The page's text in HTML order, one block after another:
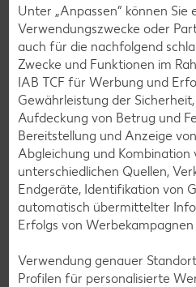
Glutenfreie Rezepte
Wer auf Gluten verzichtet,
Vielfalt und Geschmack
mit unseren glutenfreien
die nicht nur verträglich,
Rezepte
Unter „Anpassen“ können Sie
Verwendungszwecke oder
auch für die nachfolgend
Zwecke und Funktionen im
IAB TCF für Werbung und
Gewährleistung der
Aufdeckung von Betrug und
Bereitstellung und Anzeige
Abgleichung und Kombination
unterschiedlichen Quellen,
Endgeräte, Identifikation von
automatisch übermittelter
Erfolgs von Werbekampagnen
Verwendung genauer
Profilen für personalisierte